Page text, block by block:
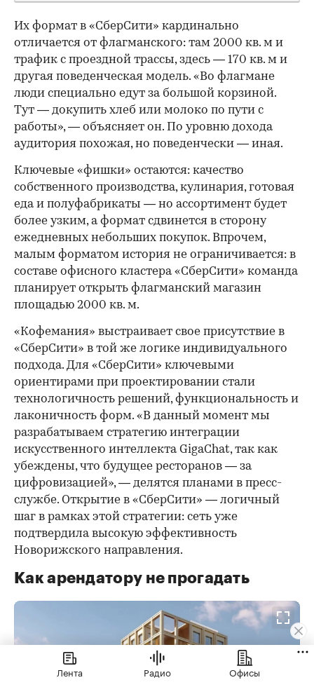
Их формат в «СберСити» кардинально
отличается от флагманского: там 2000 кв. м и
трафик с проездной трассы, здесь — 170 кв. м и
другая поведенческая модель. «Во флагмане
люди специально едут за большой корзиной.
Тут — докупить хлеб или молоко по пути с
работы», — объясняет он. По уровню дохода
аудитория похожая, но поведенчески — иная.
Ключевые «фишки» остаются: качество
собственного производства, кулинария, готовая
еда и полуфабрикаты — но ассортимент будет
более узким, а формат сдвинется в сторону
ежедневных небольших покупок. Впрочем,
малым форматом история не ограничивается: в
составе офисного кластера «СберСити» команда
планирует открыть флагманский магазин
площадью 2000 кв. м.
«Кофемания» выстраивает свое присутствие в
«СберСити» в той же логике индивидуального
подхода. Для «СберСити» ключевыми
ориентирами при проектировании стали
технологичность решений, функциональность и
лаконичность форм. «В данный момент мы
разрабатываем стратегию интеграции
искусственного интеллекта GigaChat, так как
убеждены, что будущее ресторанов — за
цифровизацией», — делятся планами в пресс-
службе. Открытие в «СберСити» — логичный
шаг в рамках этой стратегии: сеть уже
подтвердила высокую эффективность
Новорижского направления.
Как арендатору не прогадать
Лента Радио Офисы